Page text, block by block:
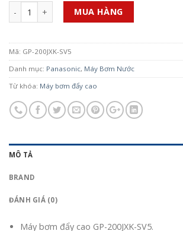
Số lượng MUA HÀNG
Mã: GP-200JXK-SV5
Danh mục: Panasonic, Máy Bơm Nước
Từ khóa: Máy bơm đẩy cao
MÔ TẢ
BRAND
ĐÁNH GIÁ (0)
Máy bơm đẩy cao GP-200JXK-SV5.